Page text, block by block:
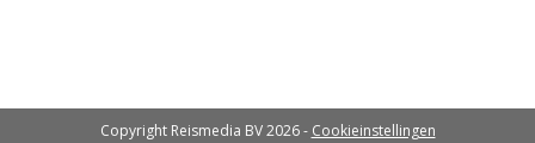
Copyright Reismedia BV 2026 - Cookieinstellingen